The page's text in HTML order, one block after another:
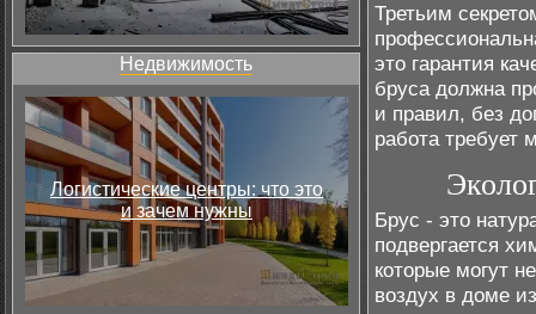
Недвижимость
Логистические центры: что это
и зачем нужны
Третьим
это гарантия
бруса должна
и правил, без
работа требует
Брус - это
подвергается
которые могут
воздух в доме